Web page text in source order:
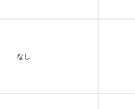
なし